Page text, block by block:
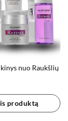
nuo Raukšlių
produktą